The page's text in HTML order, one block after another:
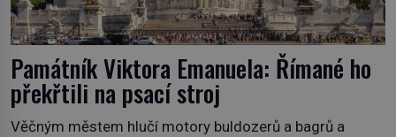
Památník Viktora Emanuela: Římané ho
překřtili na psací stroj
Věčným městem hlučí motory buldozerů a bagrů a